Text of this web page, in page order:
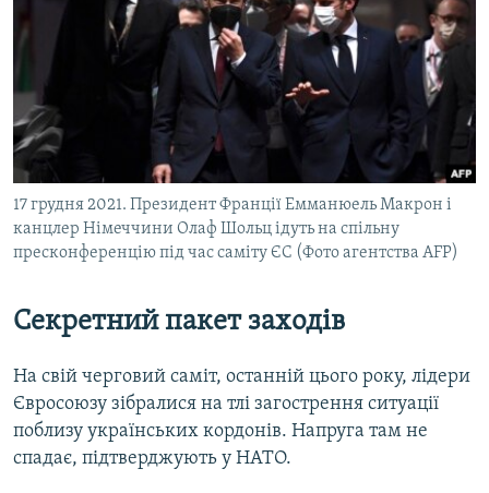
17 грудня 2021. Президент Франції Емманюель Макрон і
канцлер Німеччини Олаф Шольц ідуть на спільну
пресконференцію під час саміту ЄС (Фото агентства AFP)
Секретний пакет заходів
На свій черговий саміт, останній цього року, лідери
Євросоюзу зібралися на тлі загострення ситуації
поблизу українських кордонів. Напруга там не
спадає, підтверджують у НАТО.